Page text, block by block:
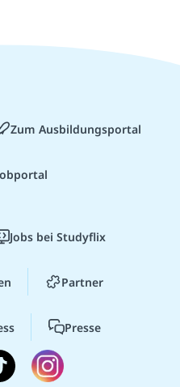
Zum Ausbildungsportal
Jobs bei Studyflix
Partner
Presse